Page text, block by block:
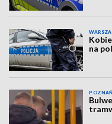
na
POZNAŃ